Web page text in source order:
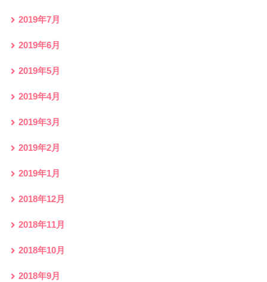
2019年7月
2019年6月
2019年5月
2019年4月
2019年3月
2019年2月
2019年1月
2018年12月
2018年11月
2018年10月
2018年9月